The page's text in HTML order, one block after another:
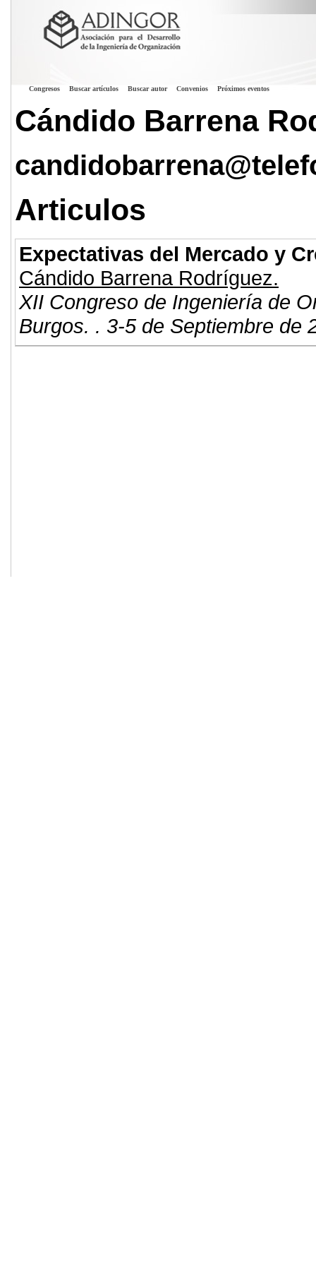
Congresos Buscar artículos Buscar autor Convenios Próximos eventos
Cándido Barrena
Articulos
Expectativas del Mercado y
Cándido Barrena Rodríguez.
XII Congreso de Ingeniería de
Burgos. . 3-5 de Septiembre de